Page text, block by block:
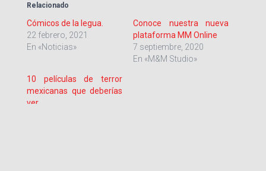
Relacionado
Cómicos de la legua.
22 febrero, 2021
En «Noticias»
Conoce nuestra nueva
plataforma MM Online
7 septiembre, 2020
En «M&M Studio»
10 películas de terror
mexicanas que deberías
ver.